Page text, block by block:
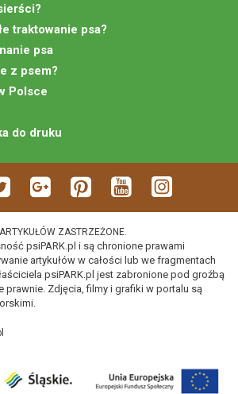
traktowanie psa?
psa
z psem?
Polsce
do druku
ZASTRZEŻONE.
psiPARK.pl i są chronione prawami
artykułów w całości lub we fragmentach
psiPARK.pl jest zabronione pod groźbą
prawnie. Zdjęcia, filmy i grafiki w portalu są